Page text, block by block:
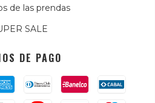
de las prendas
SALE
DE PAGO